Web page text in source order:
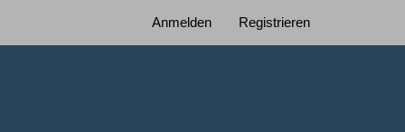
Anmelden Registrieren